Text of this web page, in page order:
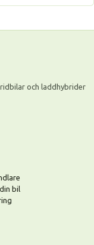
och laddhybrider
bil